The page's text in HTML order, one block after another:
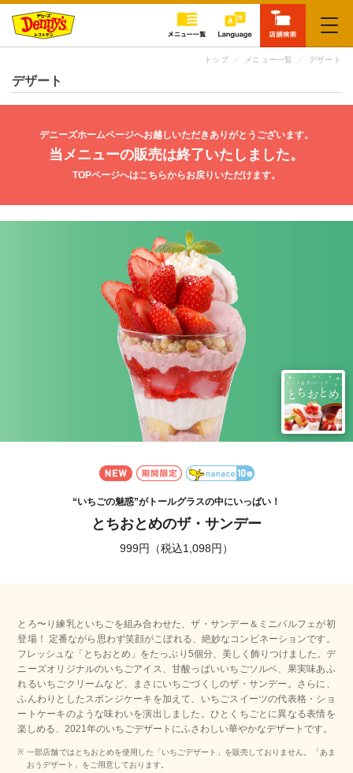
閉じる
トップ メニュー一覧 デザート
デザート
デニーズホームページへお越しいただきありがとうございます。
当メニューの販売は終了いたしました。
TOPページへはこちらからお戻りいただけます。
“いちごの魅惑”がトールグラスの中にいっぱい！
とちおとめのザ・サンデー
999円（税込1,098円）
とろ〜り練乳といちごを組み合わせた、ザ・サンデー＆ミニパルフェが初
登場！ 定番ながら思わず笑顔がこぼれる、絶妙なコンビネーションです。
フレッシュな「とちおとめ」をたっぷり5個分、美しく飾りつけました。デ
ニーズオリジナルのいちごアイス、甘酸っぱいいちごソルベ、果実味あふ
れるいちごクリームなど、まさにいちごづくしのザ・サンデー。さらに、
ふんわりとしたスポンジケーキを加えて、いちごスイーツの代表格・ショ
ートケーキのような味わいを演出しました。ひとくちごとに異なる表情を
楽しめる、2021年のいちごデザートにふさわしい華やかなデザートです。
一部店舗ではとちおとめを使用した「いちごデザート」を販売しておりません。「あま
おうデザート」をご用意しております。